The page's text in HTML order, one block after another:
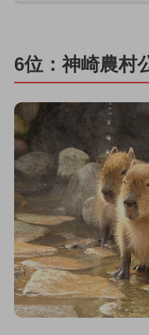
6位：神崎農村